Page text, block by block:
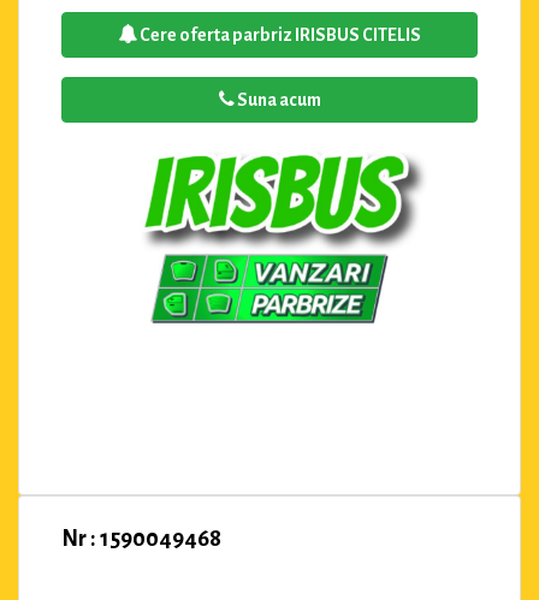
Cere oferta parbriz IRISBUS CITELIS
Suna acum
Nr : 1590049468